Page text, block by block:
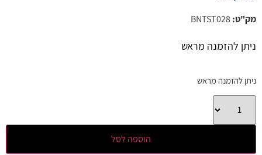
מק"ט:BNTST028
ניתן להזמנה מראש
ניתן להזמנה מראש
הוספה לסל